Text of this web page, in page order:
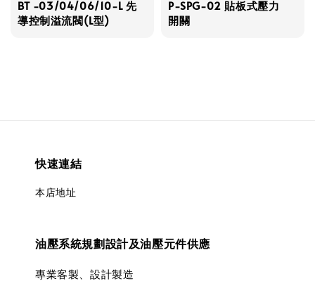
BT -03/04/06/10-L 先
導控制溢流閥(L型)
P-SPG-02 貼板式壓力
開關
快速連結
本店地址
油壓系統規劃設計及油壓元件供應
專業客製、設計製造